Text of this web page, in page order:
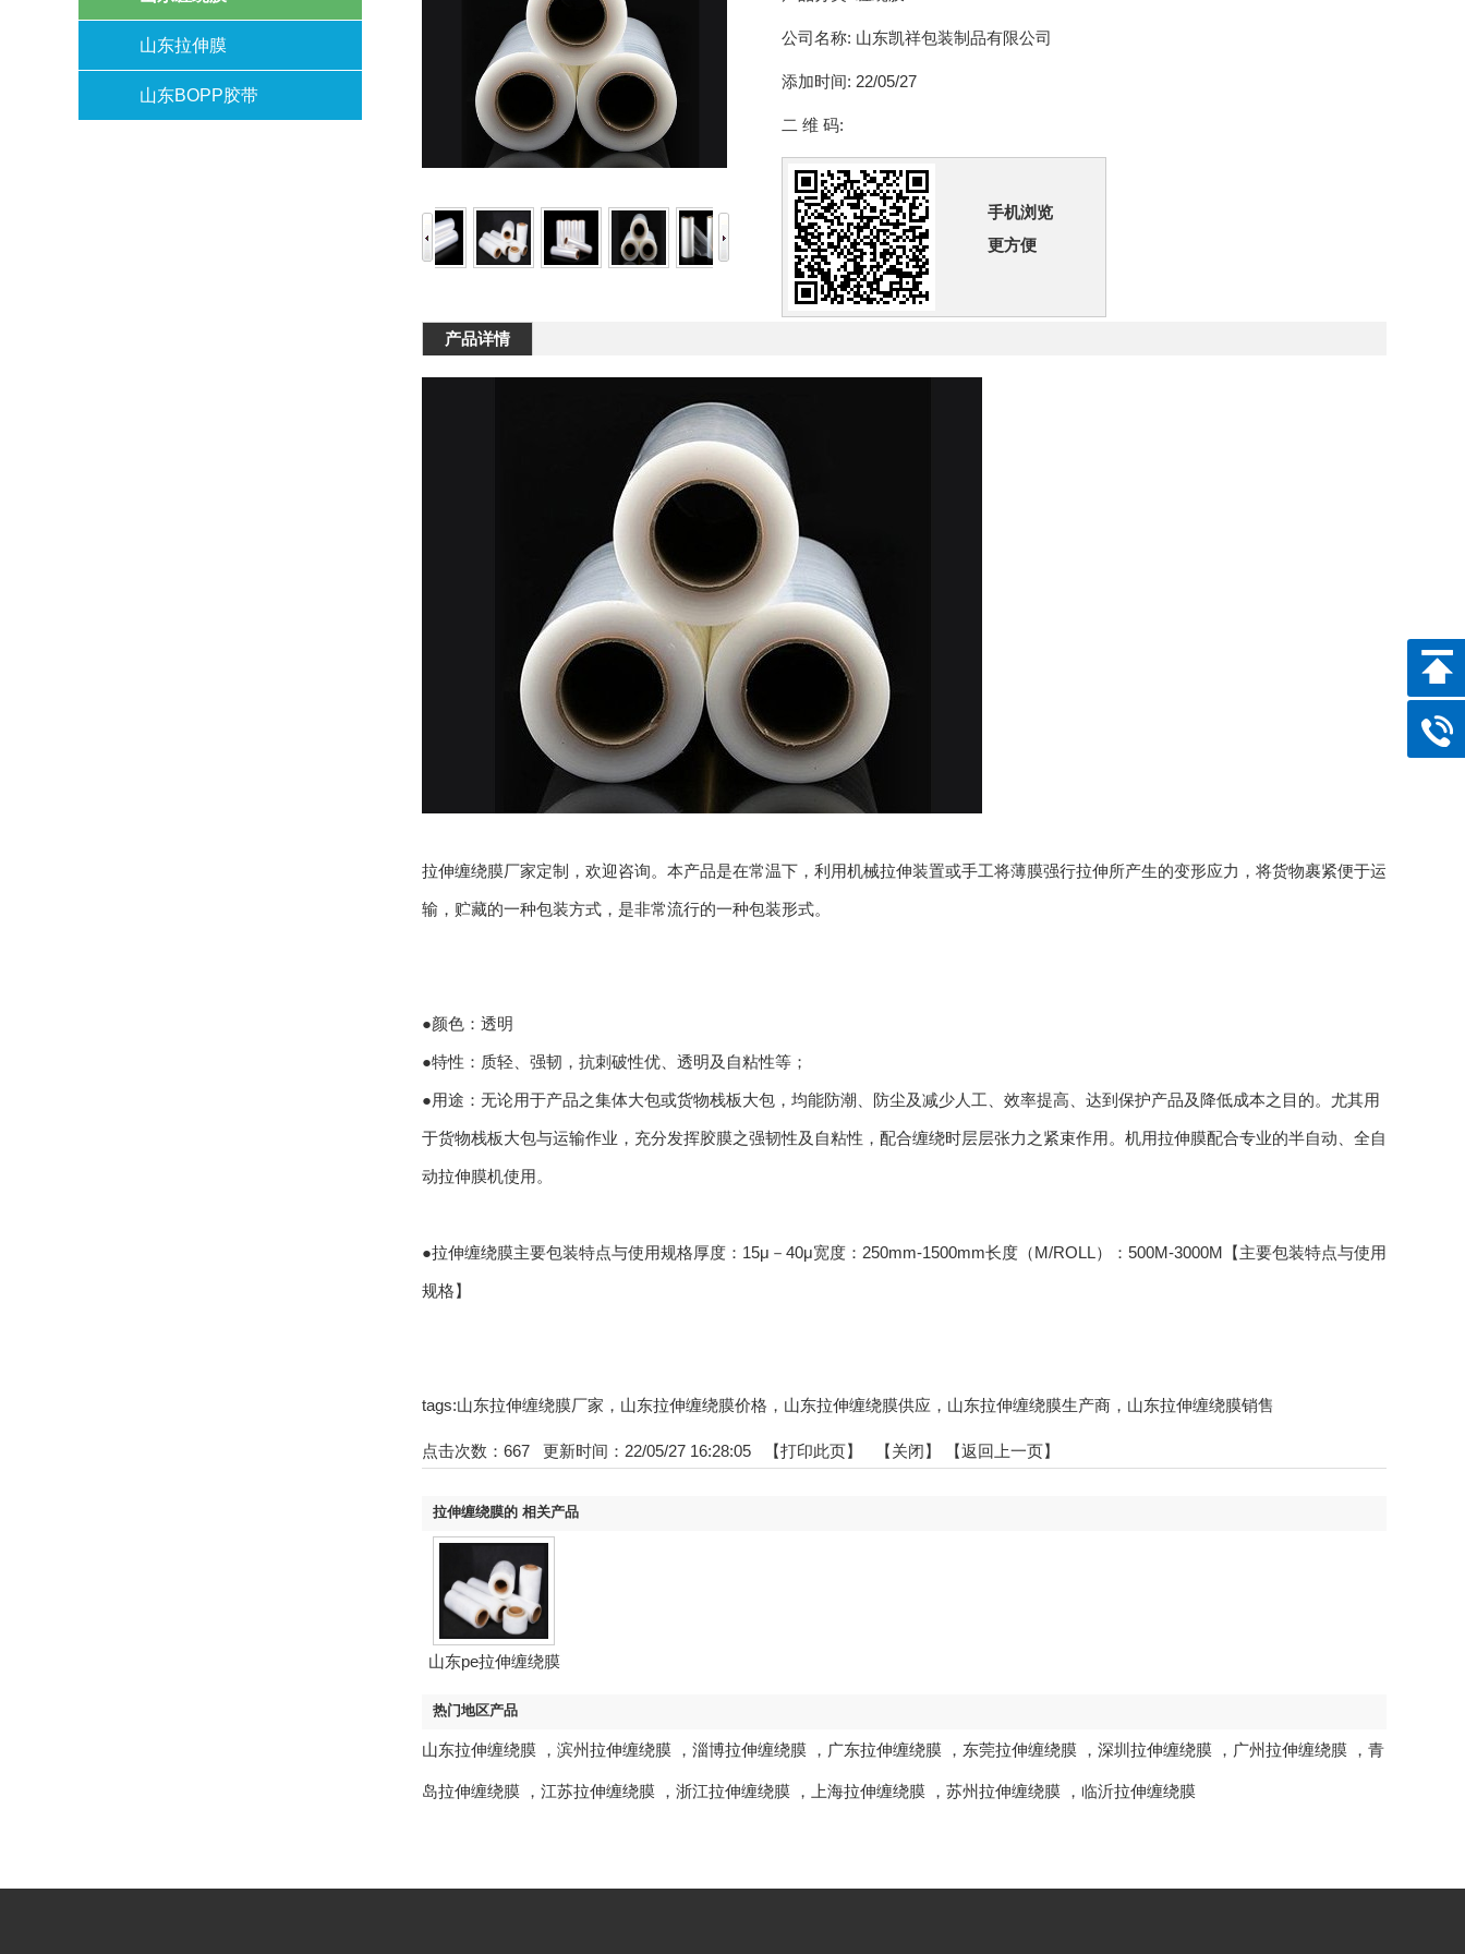
山东拉伸膜
山东BOPP胶带
公司名称: 山东凯祥包装制品有限公司
添加时间: 22/05/27
二 维 码:
手机浏览
更方便
产品详情
拉伸缠绕膜厂家定制，欢迎咨询。本产品是在常温下，利用机械拉伸装置或手工将薄膜强行拉伸所产生的变形应力，将货物裹紧便于运
输，贮藏的一种包装方式，是非常流行的一种包装形式。
●颜色：透明
●特性：质轻、强韧，抗刺破性优、透明及自粘性等；
●用途：无论用于产品之集体大包或货物栈板大包，均能防潮、防尘及减少人工、效率提高、达到保护产品及降低成本之目的。尤其用
于货物栈板大包与运输作业，充分发挥胶膜之强韧性及自粘性，配合缠绕时层层张力之紧束作用。机用拉伸膜配合专业的半自动、全自
动拉伸膜机使用。
●拉伸缠绕膜主要包装特点与使用规格厚度：15μ－40μ宽度：250mm-1500mm长度（M/ROLL）：500M-3000M【主要包装特点与使用
规格】
tags:山东拉伸缠绕膜厂家，山东拉伸缠绕膜价格，山东拉伸缠绕膜供应，山东拉伸缠绕膜生产商，山东拉伸缠绕膜销售
点击次数： 667 更新时间：22/05/27 16:28:05 【打印此页】 【关闭】 【返回上一页】
拉伸缠绕膜的 相关产品
山东pe拉伸缠绕膜
热门地区产品
山东拉伸缠绕膜 ， 滨州拉伸缠绕膜 ， 淄博拉伸缠绕膜 ， 广东拉伸缠绕膜 ， 东莞拉伸缠绕膜 ， 深圳拉伸缠绕膜 ， 广州拉伸缠绕膜 ， 青
岛拉伸缠绕膜 ， 江苏拉伸缠绕膜 ， 浙江拉伸缠绕膜 ， 上海拉伸缠绕膜 ， 苏州拉伸缠绕膜 ， 临沂拉伸缠绕膜